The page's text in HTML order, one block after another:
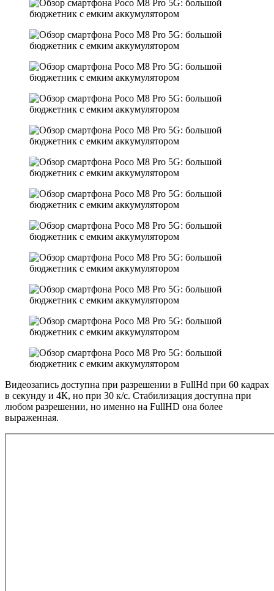
Видеозапись доступна при разрешении в FullHd при 60 кадрах
в секунду и 4К, но при 30 к/с. Стабилизация доступна при
любом разрешении, но именно на FullHD она более
выраженная.